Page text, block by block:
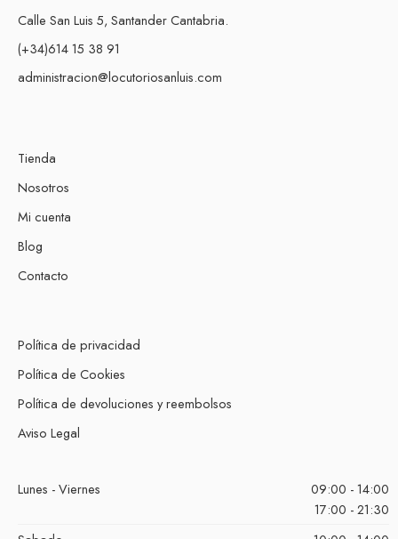
Calle San Luis 5, Santander Cantabria.
(+34)614 15 38 91
administracion@locutoriosanluis.com
Tienda
Nosotros
Mi cuenta
Blog
Contacto
Política de privacidad
Política de Cookies
Política de devoluciones y reembolsos
Aviso Legal
Lunes - Viernes
09:00 - 14:00
17:00 - 21:30